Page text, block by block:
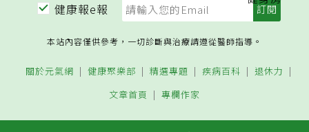
健康報e報
本站內容僅供參考，一切診斷與治療請遵從醫師指導。
關於元氣網 健康聚樂部 精選專題 疾病百科
退休力
文章首頁
專欄作家